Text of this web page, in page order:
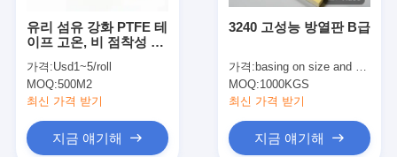
유리 섬유 강화 PTFE 테
이프 고온, 비 점착성 및
가격:Usd1~5/roll
MOQ:500M2
최신 가격 받기
지금 얘기해
3240 고성능 방열판 B급
가격: basing on size and quantity
MOQ:1000KGS
최신 가격 받기
지금 얘기해